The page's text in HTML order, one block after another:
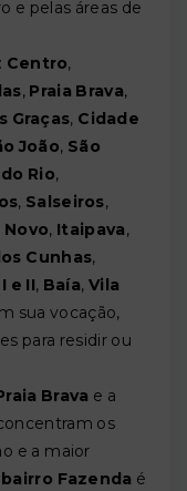
e pelas áreas de
Centro,
, Praia Brava,
Graças, Cidade
João, São
Rio,
, Salseiros,
Novo, Itaipava,
Cunhas,
e II, Baía, Vila
sua vocação,
para residir ou
Brava e a
os
e a maior
bairro Fazenda é